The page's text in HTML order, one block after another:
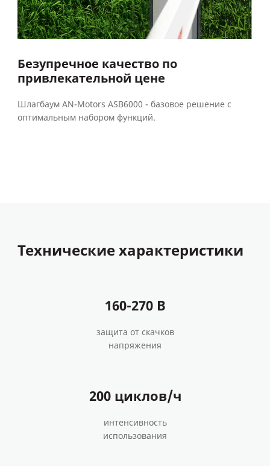
Безупречное качество по
привлекательной цене
Шлагбаум AN-Motors ASB6000 - базовое решение с
оптимальным набором функций.
Технические характеристики
160-270 В
защита от скачков
напряжения
200 циклов/ч
интенсивность
использования